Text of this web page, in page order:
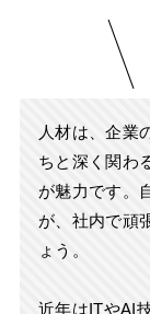
人材は、企業
ちと深く関わ
が魅力です。
が、社内で頑
ょう。
近年はITやAI